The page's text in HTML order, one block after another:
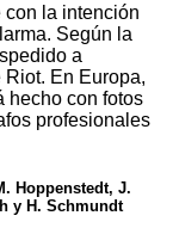
con la intención
Según la
a
En Europa,
hecho con fotos
profesionales
Hoppenstedt, J.
y H. Schmundt